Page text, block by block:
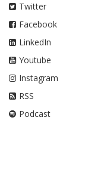
Twitter
Facebook
LinkedIn
Youtube
Instagram
RSS
Podcast